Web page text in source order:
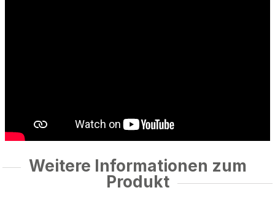
Weitere Informationen zum
Produkt